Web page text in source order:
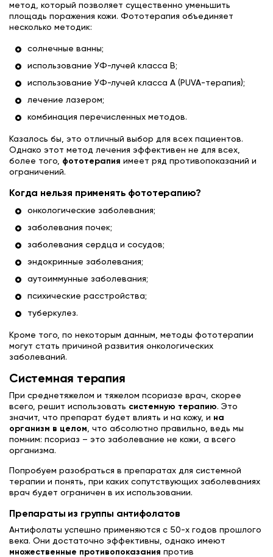
метод, который позволяет существенно уменьшить
площадь поражения кожи. Фототерапия объединяет
несколько методик:
солнечные ванны;
использование УФ-лучей класса В;
использование УФ-лучей класса А (PUVA-терапия);
лечение лазером;
комбинация перечисленных методов.
Казалось бы, это отличный выбор для всех пациентов.
Однако этот метод лечения эффективен не для всех,
более того, фототерапия имеет ряд противопоказаний и
ограничений.
Когда нельзя применять фототерапию?
онкологические заболевания;
заболевания почек;
заболевания сердца и сосудов;
эндокринные заболевания;
аутоиммунные заболевания;
психические расстройства;
туберкулез.
Кроме того, по некоторым данным, методы фототерапии
могут стать причиной развития онкологических
заболеваний.
Системная терапия
При среднетяжелом и тяжелом псориазе врач, скорее
всего, решит использовать системную терапию. Это
значит, что препарат будет влиять и на кожу, и на
организм в целом, что абсолютно правильно, ведь мы
помним: псориаз – это заболевание не кожи, а всего
организма.
Попробуем разобраться в препаратах для системной
терапии и понять, при каких сопутствующих заболеваниях
врач будет ограничен в их использовании.
Препараты из группы антифолатов
Антифолаты успешно применяются с 50-х годов прошлого
века. Они достаточно эффективны, однако имеют
множественные противопоказания против